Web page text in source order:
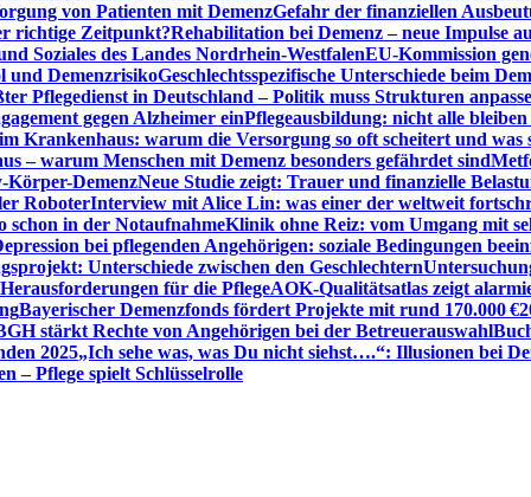
von Patienten mit DemenzGefahr der finanziellen
richtige Zeitpunkt?Rehabilitation bei Demenz – neue Impulse
Soziales des Landes Nordrhein-WestfalenEU-Kommission
und DemenzrisikoGeschlechtsspezifische Unterschiede beim
Pflegedienst in Deutschland – Politik muss Strukturen
gegen Alzheimer einPflegeausbildung: nicht alle bleiben
Krankenhaus: warum die Versorgung so oft scheitert und was
– warum Menschen mit Demenz besonders gefährdet sind
Körper-DemenzNeue Studie zeigt: Trauer und finanzielle
RoboterInterview mit Alice Lin: was einer der weltweit
schon in der NotaufnahmeKlinik ohne Reiz: vom Umgang mit
bei pflegenden Angehörigen: soziale Bedingungen
Unterschiede zwischen den Geschlechtern
für die PflegeAOK-Qualitätsatlas zeigt
Bayerischer Demenzfonds fördert Projekte mit rund 170.000 €
stärkt Rechte von Angehörigen bei der Betreuerauswahl
2025„Ich sehe was, was Du nicht siehst….“: Illusionen bei
– Pflege spielt Schlüsselrolle